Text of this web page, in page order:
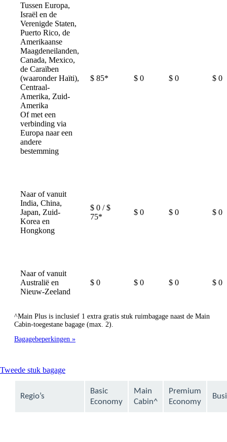
Tussen Europa,
Israël en de
Verenigde Staten,
Puerto Rico, de
Amerikaanse
Maagdeneilanden,
Canada, Mexico,
de Caraïben
(waaronder Haïti),
Centraal-
Amerika, Zuid-
Amerika
Of met een
verbinding via
Europa naar een
andere
bestemming
$ 85* $ 0 $ 0 $ 0
Naar of vanuit
India, China,
Japan, Zuid-
Korea en
Hongkong
$ 0 / $
75*
$ 0 $ 0 $ 0
Naar of vanuit
Australië en
Nieuw-Zeeland
$ 0 $ 0 $ 0 $ 0
^Main Plus is inclusief 1 extra gratis stuk ruimbagage naast de Main
Cabin-toegestane bagage (max. 2).
Bagagebeperkingen
Tweede stuk bagageThis
expanded
Regio’s
Basic
Economy
Main
Cabin^
Premium
Economy